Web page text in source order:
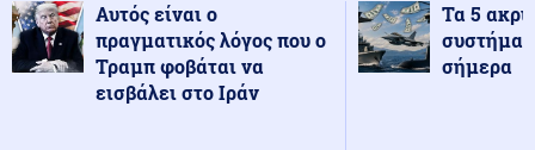
Αυτός είναι ο
πραγματικός λόγος που ο
Τραμπ φοβάται να
εισβάλει στο Ιράν
Τα 5
σήμερα